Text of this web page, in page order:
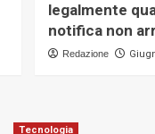
legalmente
notifica non
Redazione
Tecnologia